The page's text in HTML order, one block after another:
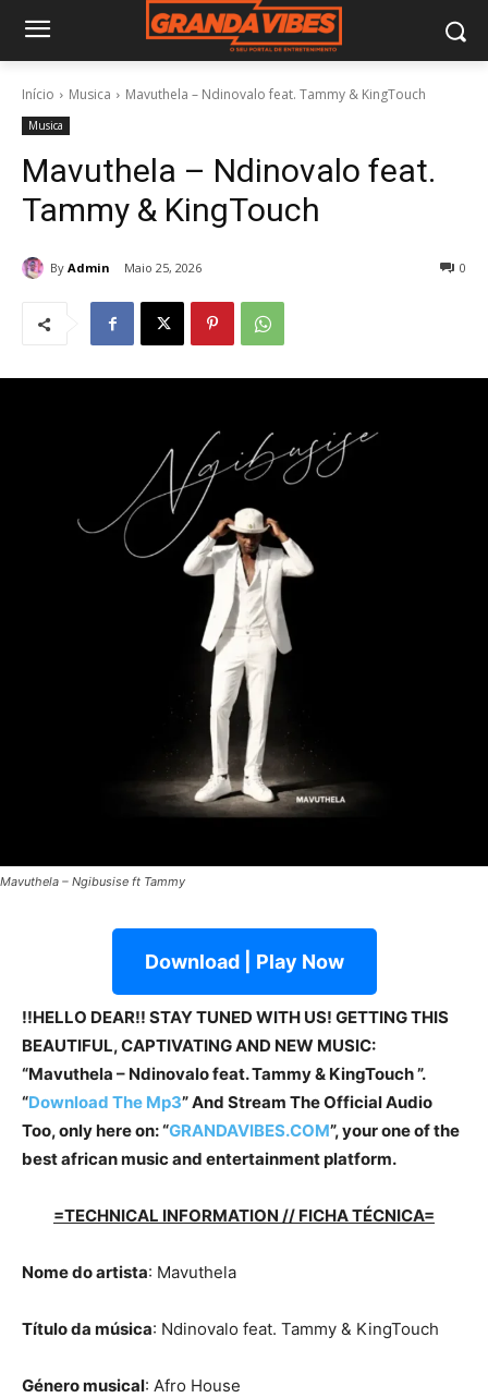
Início Musica Mavuthela – Ndinovalo feat. Tammy & KingTouch
Musica
Mavuthela – Ndinovalo feat.
Tammy & KingTouch
By Admin Maio 25, 2026 0
Mavuthela – Ngibusise ft Tammy
Download | Play Now
!!HELLO DEAR!! STAY TUNED WITH US! GETTING THIS
BEAUTIFUL, CAPTIVATING AND NEW MUSIC:
“Mavuthela – Ndinovalo feat. Tammy & KingTouch ”.
“Download The Mp3”And Stream The Official Audio
Too, only here on: “GRANDAVIBES.COM”, your one of the
best african music and entertainment platform.
=TECHNICAL INFORMATION // FICHA TÉCNICA=
Nome do artista: Mavuthela
Título da música: Ndinovalo feat. Tammy & KingTouch
Género musical: Afro House